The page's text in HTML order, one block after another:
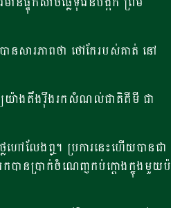
ផ្ទុកសាច់ផ្លែទុរេនបង្កក​ ព្រម
នសារភាពថា ថៅកែរបស់គាត់​ នៅ
ត្យ​យ៉ាងតឹងរ៉ឹងរកសំណល់​ជាតិ​គីមី​ ជា​
លៃហៅលែងឮ។ ប្រការនេះហើយបានជា
កបានប្រាក់ចំណេញកប់ក្តោងក្នុងមួយប៉